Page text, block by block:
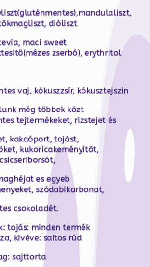
dióliszt
maci sweet
zserbó), erythritol
vaj, kókuszzsír, kókusztejszín
még többek közt
tejtermékeket, rizstejet és
kakaóport, tojást,
kukoricakeményítöt,
es egyeb
szódabikarbonat,
csokoladét.
tojás: minden termék
kivéve: saitos rúd
sajttorta